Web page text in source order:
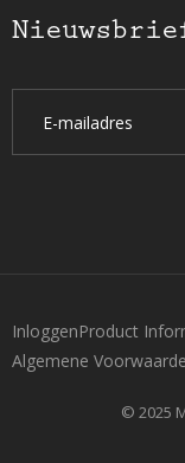
InloggenProduct
Algemene
© 2025